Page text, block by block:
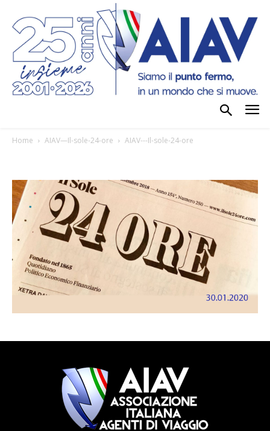
Home AIAV—Il-sole-24-ore AIAV---Il-sole-24-ore